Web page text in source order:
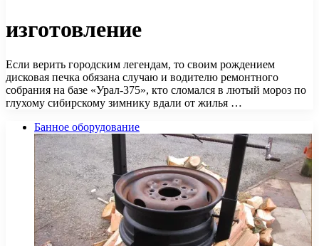
изготовление
Если верить городским легендам, то своим рождением
дисковая печка обязана случаю и водителю ремонтного
собрания на базе «Урал-375», кто сломался в лютый мороз по
глухому сибирскому зимнику вдали от жилья …
Банное оборудование